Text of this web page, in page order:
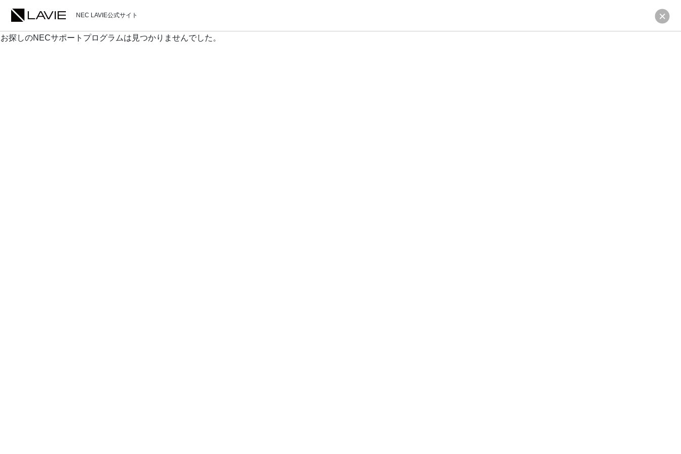
NEC LAVIE公式サイト
お探しのNECサポートプログラムは見つかりませんでした。